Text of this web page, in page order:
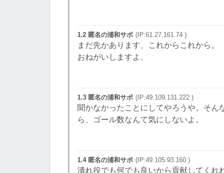
1.2 匿名の浦和サポ (IP:61.27.161.74 )
まだ先かあります、これからこれから。
おねがいしますよ。
1.3 匿名の浦和サポ (IP:49.109.131.222 )
聞かなかったことにしてやろうや。そ
ら、ゴール数なんて気にしないよ。
1.4 匿名の浦和サポ (IP:49.105.93.160 )
潰れ役でも何でも良いから貢献してくれ